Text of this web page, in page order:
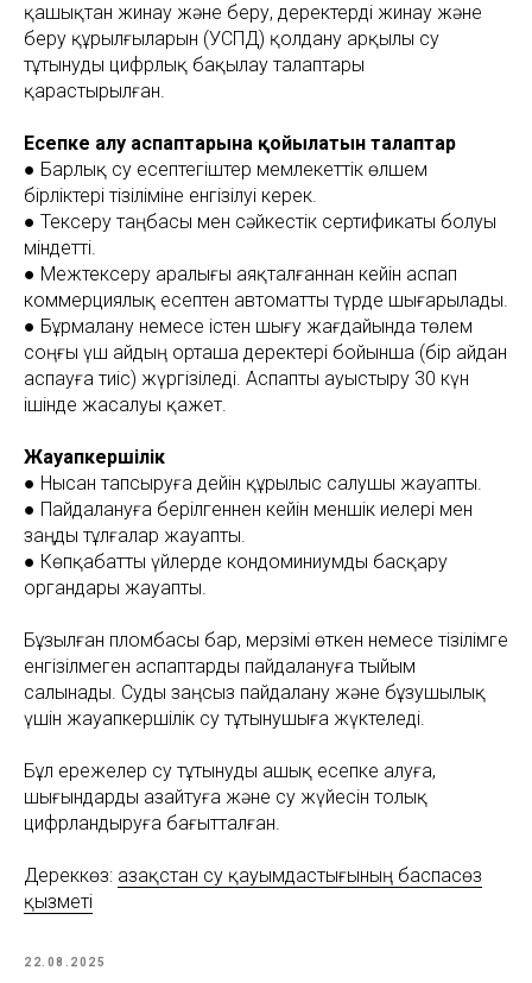
қашықтан жинау және беру, деректерді жинау және
беру құрылғыларын (УСПД) қолдану арқылы су
тұтынуды цифрлық бақылау талаптары
қарастырылған.
Есепке алу аспаптарына қойылатын талаптар
● Барлық су есептегіштер мемлекеттік өлшем
бірліктері тізіліміне енгізілуі керек.
● Тексеру таңбасы мен сәйкестік сертификаты болуы
міндетті.
● Межтексеру аралығы аяқталғаннан кейін аспап
коммерциялық есептен автоматты түрде шығарылады.
● Бұрмалану немесе істен шығу жағдайында төлем
соңғы үш айдың орташа деректері бойынша (бір айдан
аспауға тиіс) жүргізіледі. Аспапты ауыстыру 30 күн
ішінде жасалуы қажет.
Жауапкершілік
● Нысан тапсыруға дейін құрылыс салушы жауапты.
● Пайдалануға берілгеннен кейін меншік иелері мен
заңды тұлғалар жауапты.
● Көпқабатты үйлерде кондоминиумды басқару
органдары жауапты.
Бұзылған пломбасы бар, мерзімі өткен немесе тізілімге
енгізілмеген аспаптарды пайдалануға тыйым
салынады. Суды заңсыз пайдалану және бұзушылық
үшін жауапкершілік су тұтынушыға жүктеледі.
Бұл ережелер су тұтынуды ашық есепке алуға,
шығындарды азайтуға және су жүйесін толық
цифрландыруға бағытталған.
Дереккөз: Қазақстан су қауымдастығының баспасөз
қызметі
22.08.2025